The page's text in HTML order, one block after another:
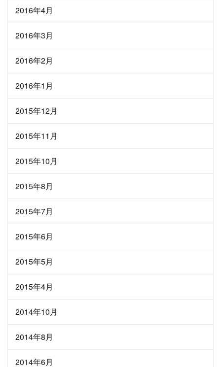
2016年4月
2016年3月
2016年2月
2016年1月
2015年12月
2015年11月
2015年10月
2015年8月
2015年7月
2015年6月
2015年5月
2015年4月
2014年10月
2014年8月
2014年6月